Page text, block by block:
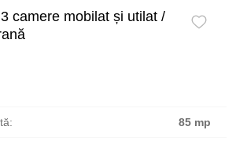
camere mobilat și utilat /
85 mp